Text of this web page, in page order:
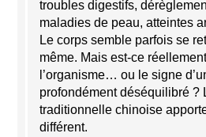
troubles digestifs,
maladies de peau, atteintes
Le corps semble parfois se
même. Mais est-ce
l’organisme… ou le signe
profondément déséquilibré ?
traditionnelle chinoise
différent.